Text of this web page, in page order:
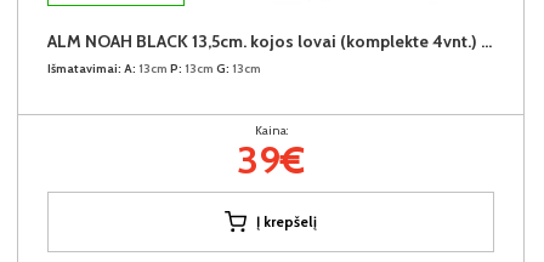
ALM NOAH BLACK 13,5cm. kojos lovai (komplekte 4vnt.) +39€
Išmatavimai: A: 13cm P: 13cm G: 13cm
Kaina:
39€
Į krepšelį